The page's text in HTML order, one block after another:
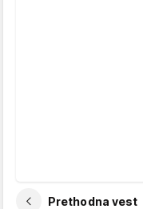
Prethodna vest